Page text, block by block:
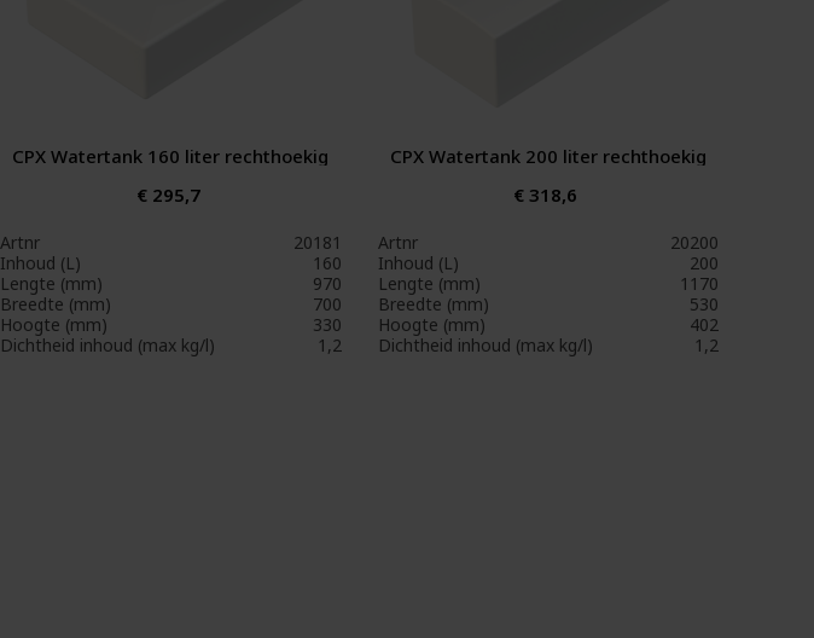
CPX Watertank 160 liter rechthoekig
€ 295,7
Artnr
20181
Inhoud (L)
160
Lengte (mm)
970
Breedte (mm)
700
Hoogte (mm)
330
Dichtheid inhoud (max kg/l)
1,2
CPX Watertank 200 liter rechthoekig
€ 318,6
Artnr
20200
Inhoud (L)
200
Lengte (mm)
1170
Breedte (mm)
530
Hoogte (mm)
402
Dichtheid inhoud (max kg/l)
1,2